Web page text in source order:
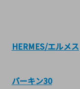
HERMES/エルメス
バーキン30